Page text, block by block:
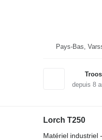
Pays-Bas,
depuis 8
Lorch T250
Matériel industriel